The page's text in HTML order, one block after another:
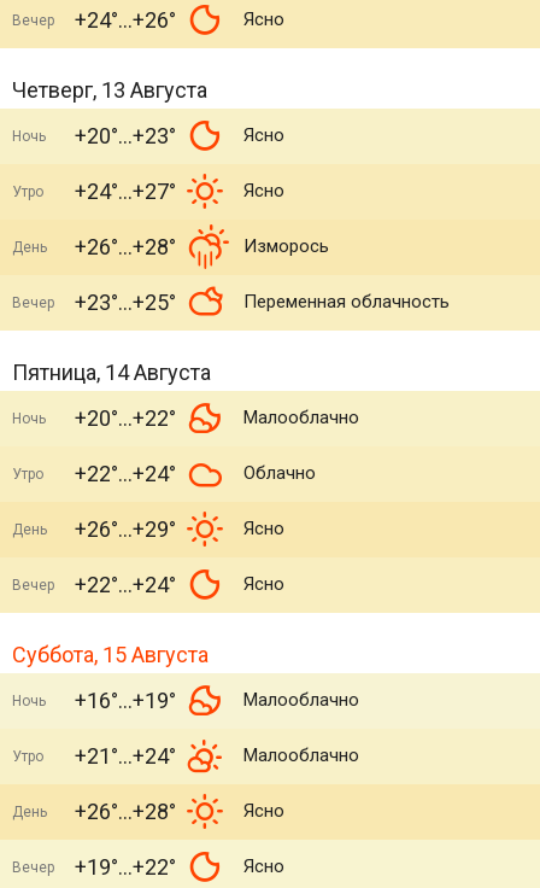
Вечер +24° +26° Ясно
Четверг, 13 Августа
Ночь +20° +23° Ясно
Утро +24° +27° Ясно
День +26° +28° Изморось
Вечер +23° +25° Переменная облачность
Пятница, 14 Августа
Ночь +20° +22° Малооблачно
Утро +22° +24° Облачно
День +26° +29° Ясно
Вечер +22° +24° Ясно
Суббота, 15 Августа
Ночь +16° +19° Малооблачно
Утро +21° +24° Малооблачно
День +26° +28° Ясно
Вечер +19° +22° Ясно